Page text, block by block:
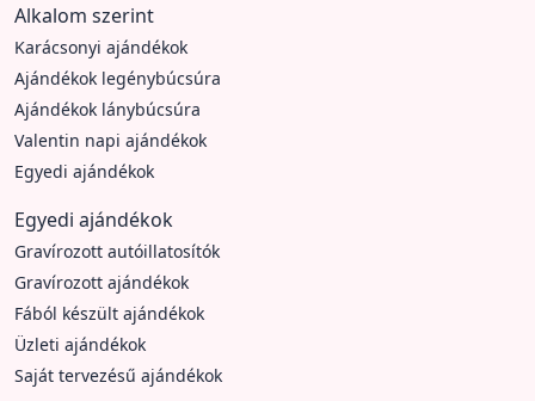
Alkalom szerint
Karácsonyi ajándékok
Ajándékok legénybúcsúra
Ajándékok lánybúcsúra
Valentin napi ajándékok
Egyedi ajándékok
Egyedi ajándékok
Gravírozott autóillatosítók
Gravírozott ajándékok
Fából készült ajándékok
Üzleti ajándékok
Saját tervezésű ajándékok